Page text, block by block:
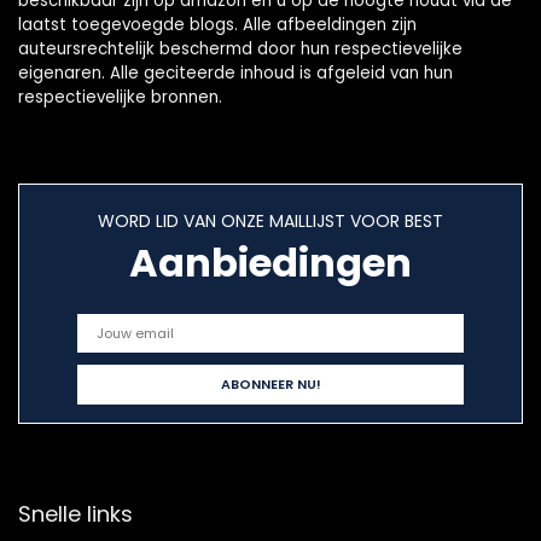
laatst toegevoegde blogs. Alle afbeeldingen zijn
auteursrechtelijk beschermd door hun respectievelijke
eigenaren. Alle geciteerde inhoud is afgeleid van hun
respectievelijke bronnen.
WORD LID VAN ONZE MAILLIJST VOOR BEST
Aanbiedingen
Snelle links